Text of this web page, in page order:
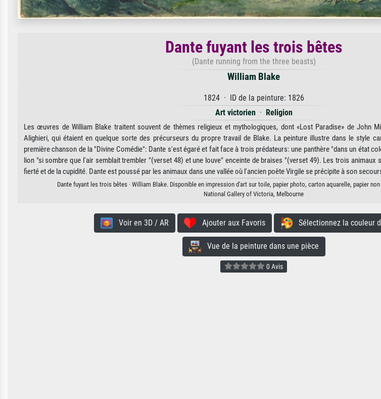
Dante fuyant les trois bêtes
(Dante running from the three beasts)
William Blake
1824 · ID de la peinture: 1826
Art victorien · Religion
Les œuvres de William Blake traitent souvent de thèmes religieux et mythologiques, dont «Lost Paradise» de John
Alighieri, qui étaient en quelque sorte des précurseurs du propre travail de Blake. La peinture illustre dans le style
première chanson de la "Divine Comédie": Dante s'est égaré et fait face à trois prédateurs: une panthère "dans un état
lion "si sombre que l'air semblait trembler "(verset 48) et une louve" enceinte de braises "(verset 49). Les trois animaux
fierté et de la cupidité. Dante est poussé par les animaux dans une vallée où l'ancien poète Virgile se précipite à son
Dante fuyant les trois bêtes · William Blake. Disponible en impression d'art sur toile, papier photo, carton aquarelle, papier
National Gallery of Victoria, Melbourne
Voir en 3D / AR Ajouter aux Favoris Sélectionnez la couleur
Vue de la peinture dans une pièce
0 Avis